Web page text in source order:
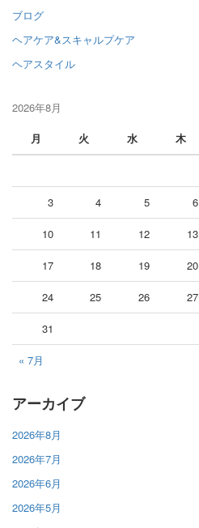
ブログ
ヘアケア&スキャルプケア
ヘアスタイル
2026年8月
月
火 水 木
« 7月
3 4 5 6
10 11 12 13
17 18 19 20
24 25 26 27
31
アーカイブ
2026年8月
2026年7月
2026年6月
2026年5月